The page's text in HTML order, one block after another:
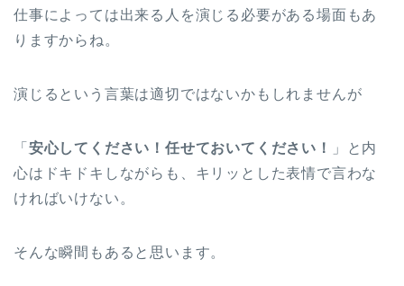
仕事によっては出来る人を演じる必要がある場面もあ
りますからね。
演じるという言葉は適切ではないかもしれませんが
「 安心してください！任せておいてください！
」と内
心はドキドキしながらも、キリッとした表情で言わな
ければいけない。
そんな瞬間もあると思います。